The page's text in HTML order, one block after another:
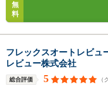
無
料
フレックスオートレビ
レビュー株式会社
総合評価 5 （